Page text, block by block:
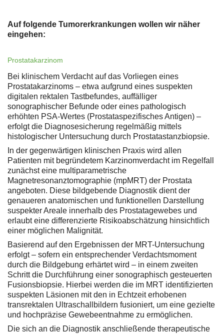
Auf folgende Tumorerkrankungen wollen wir näher
eingehen:
Prostatakarzinom
Bei klinischem Verdacht auf das Vorliegen eines
Prostatakarzinoms – etwa aufgrund eines suspekten
digitalen rektalen Tastbefundes, auffälliger
sonographischer Befunde oder eines pathologisch
erhöhten PSA-Wertes (Prostataspezifisches Antigen) –
erfolgt die Diagnosesicherung regelmäßig mittels
histologischer Untersuchung durch Prostatastanzbiopsie.
In der gegenwärtigen klinischen Praxis wird allen
Patienten mit begründetem Karzinomverdacht im Regelfall
zunächst eine multiparametrische
Magnetresonanztomographie (mpMRT) der Prostata
angeboten. Diese bildgebende Diagnostik dient der
genaueren anatomischen und funktionellen Darstellung
suspekter Areale innerhalb des Prostatagewebes und
erlaubt eine differenzierte Risikoabschätzung hinsichtlich
einer möglichen Malignität.
Basierend auf den Ergebnissen der MRT-Untersuchung
erfolgt – sofern ein entsprechender Verdachtsmoment
durch die Bildgebung erhärtet wird – in einem zweiten
Schritt die Durchführung einer sonographisch gesteuerten
Fusionsbiopsie. Hierbei werden die im MRT identifizierten
suspekten Läsionen mit den in Echtzeit erhobenen
transrektalen Ultraschallbildern fusioniert, um eine gezielte
und hochpräzise Gewebeentnahme zu ermöglichen.
Die sich an die Diagnostik anschließende therapeutische